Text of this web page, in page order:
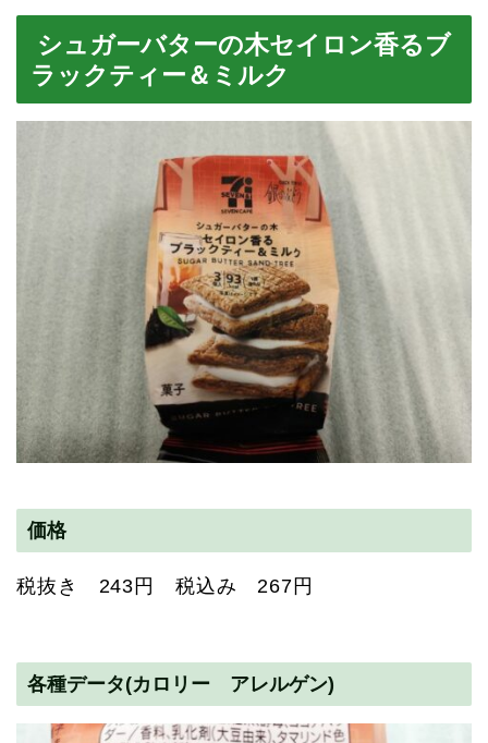
シュガーバターの木セイロン香るブ
ラックティー＆ミルク
価格
税抜き 243円 税込み 267円
各種データ(カロリー アレルゲン)